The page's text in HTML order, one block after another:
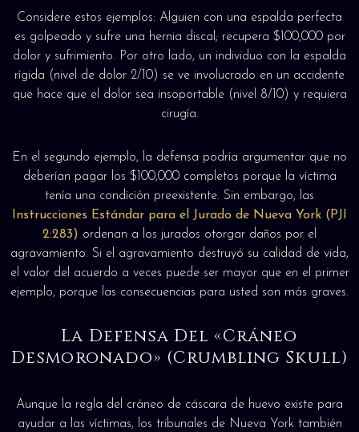
Considere estos ejemplos: Alguien con una espalda perfecta
es golpeado y sufre una hernia discal; recupera $100,000 por
dolor y sufrimiento. Por otro lado, un individuo con la espalda
rígida (nivel de dolor 2/10) se ve involucrado en un accidente
que hace que el dolor sea insoportable (nivel 8/10) y requiera
cirugía.
En el segundo ejemplo, la defensa podría argumentar que no
deberían pagar los $100,000 completos porque la víctima
tenía una condición preexistente. Sin embargo, las
Instrucciones Estándar para el Jurado de Nueva York (PJI
2:283) ordenan a los jurados otorgar daños por el
agravamiento. Si el agravamiento destruyó su calidad de vida,
el valor del acuerdo a veces puede ser mayor que en el primer
ejemplo, porque las consecuencias para usted son más graves.
La Defensa Del «Cráneo
Desmoronado» (Crumbling Skull)
Aunque la regla del cráneo de cáscara de huevo existe para
ayudar a las víctimas, los tribunales de Nueva York también